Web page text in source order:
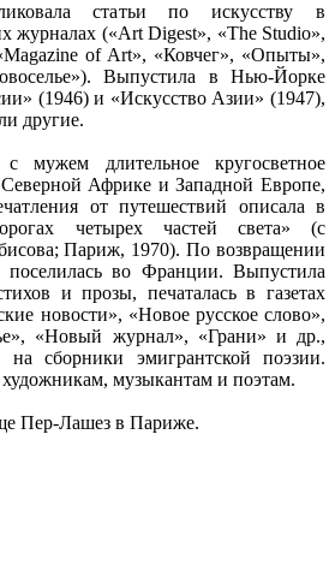
статьи по искусству в
журналах («Art Digest», «The Studio»,
of Art», «Ковчег», «Опыты»,
Выпустила в Нью-Йорке
(1946) и «Искусство Азии» (1947),
другие.
мужем длительное кругосветное
Африке и Западной Европе,
от путешествий описала в
четырех частей света» (с
Париж, 1970). По возвращении
поселилась во Франции. Выпустила
и прозы, печаталась в газетах
новости», «Новое русское слово»,
«Новый журнал», «Грани» и др.,
на сборники эмигрантской поэзии.
музыкантам и поэтам.
Пер-Лашез в Париже.